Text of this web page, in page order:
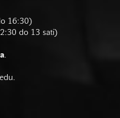
16:30)
do 13 sati)
.